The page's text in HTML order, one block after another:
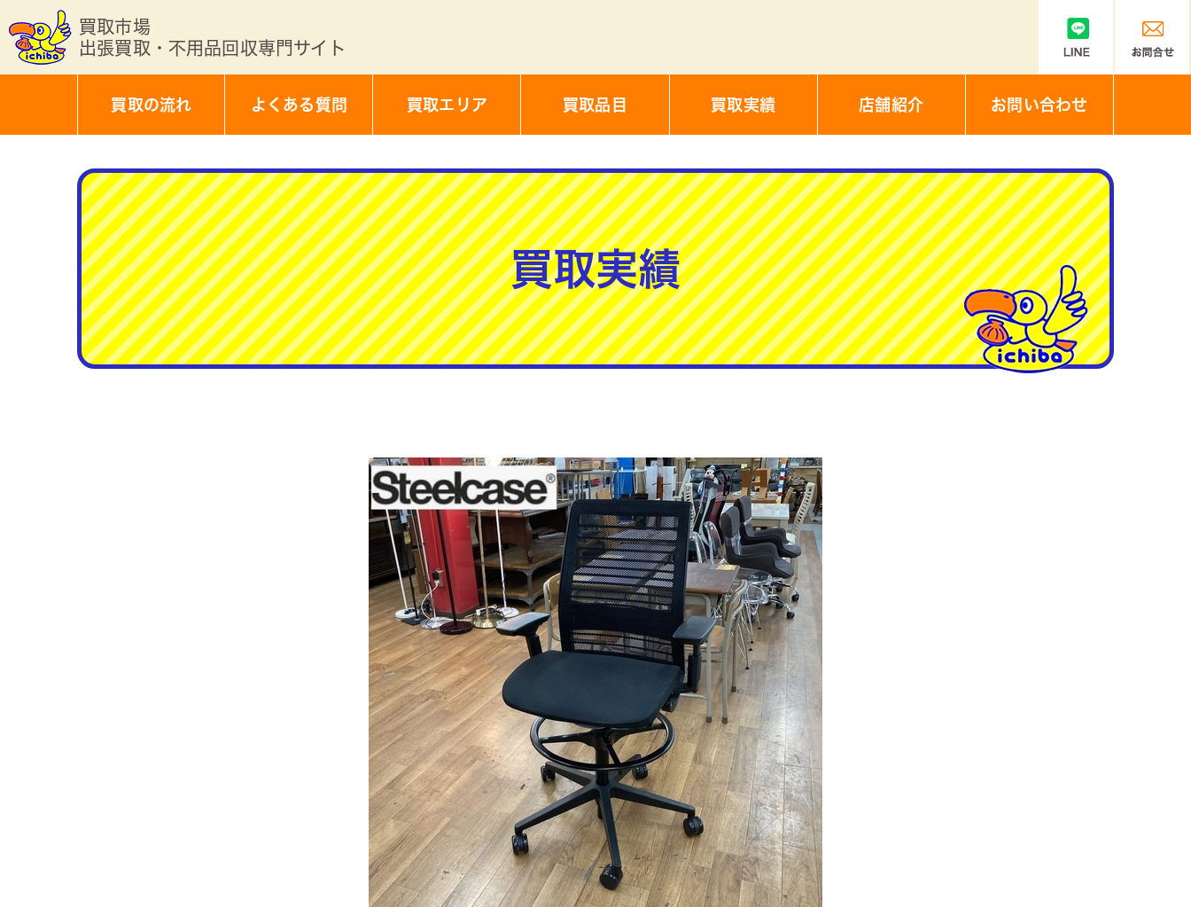
買取市場
出張買取・不用品回収専門サイト
買取の流れ よくある質問 買取エリア 買取品目 買取実績 店舗紹介 お問い合わせ
買取実績